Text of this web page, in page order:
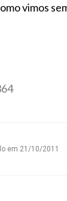
vimos
em 21/10/2011